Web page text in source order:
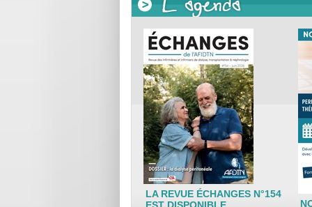
LA REVUE ÉCHANGES N°154